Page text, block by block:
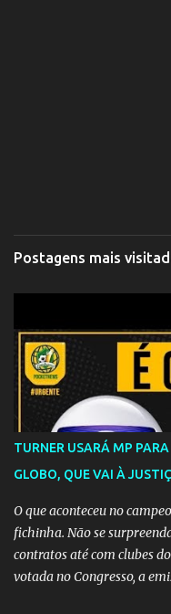
Postagens mais
TURNER USARÁ MP
GLOBO, QUE VAI À
O que aconteceu no
fichinha. Não se
contratos até com clubes
votada no Congresso, a